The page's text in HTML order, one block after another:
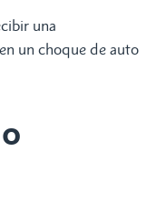
una
un choque de auto